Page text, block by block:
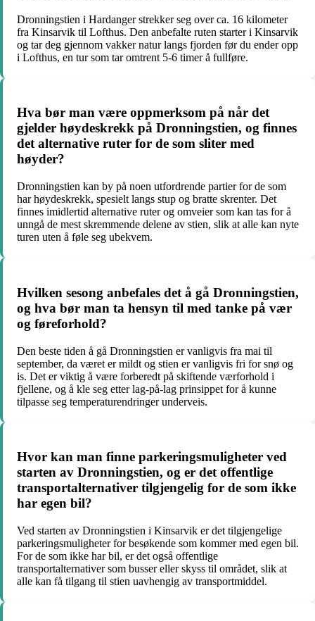
Dronningstien i Hardanger strekker seg over ca. 16 kilometer
fra Kinsarvik til Lofthus. Den anbefalte ruten starter i Kinsarvik
og tar deg gjennom vakker natur langs fjorden før du ender opp
i Lofthus, en tur som tar omtrent 5-6 timer å fullføre.
Hva bør man være oppmerksom på når det
gjelder høydeskrekk på Dronningstien, og finnes
det alternative ruter for de som sliter med
høyder?
Dronningstien kan by på noen utfordrende partier for de som
har høydeskrekk, spesielt langs stup og bratte skrenter. Det
finnes imidlertid alternative ruter og omveier som kan tas for å
unngå de mest skremmende delene av stien, slik at alle kan nyte
turen uten å føle seg ubekvem.
Hvilken sesong anbefales det å gå Dronningstien,
og hva bør man ta hensyn til med tanke på vær
og føreforhold?
Den beste tiden å gå Dronningstien er vanligvis fra mai til
september, da været er mildt og stien er vanligvis fri for snø og
is. Det er viktig å være forberedt på skiftende værforhold i
fjellene, og å kle seg etter lag-på-lag prinsippet for å kunne
tilpasse seg temperaturendringer underveis.
Hvor kan man finne parkeringsmuligheter ved
starten av Dronningstien, og er det offentlige
transportalternativer tilgjengelig for de som ikke
har egen bil?
Ved starten av Dronningstien i Kinsarvik er det tilgjengelige
parkeringsmuligheter for besøkende som kommer med egen bil.
For de som ikke har bil, er det også offentlige
transportalternativer som busser eller skyss til området, slik at
alle kan få tilgang til stien uavhengig av transportmiddel.